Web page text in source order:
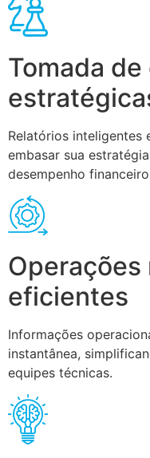
Tomada
Relatórios inteligentes
embasar sua
desempenho
Operações
eficientes
Informações
instantânea,
equipes técnicas.